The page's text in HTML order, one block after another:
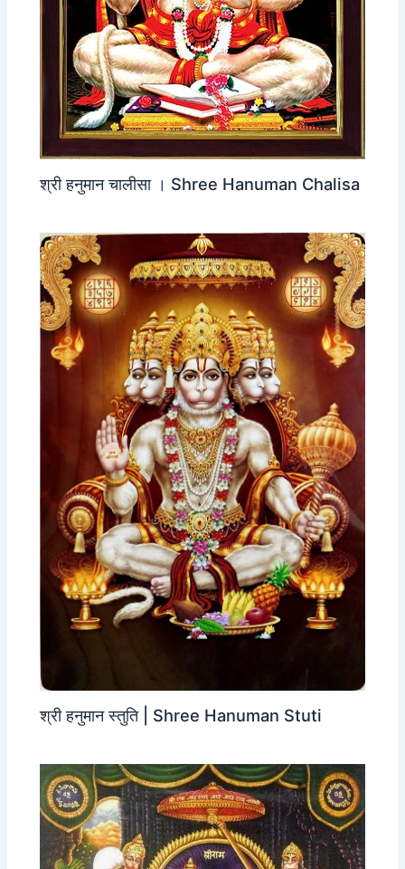
श्री हनुमान चालीसा । Shree Hanuman Chalisa
श्री हनुमान स्तुति | Shree Hanuman Stuti